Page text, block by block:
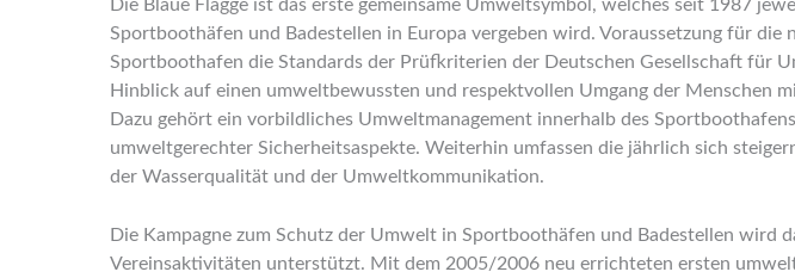
Die Blaue Flagge ist das erste gemeinsame Umweltsymbol, welches seit 1987
Sportboothäfen und Badestellen in Europa vergeben wird. Voraussetzung für die
Sportboothafen die Standards der Prüfkriterien der Deutschen Gesellschaft für
Hinblick auf einen umweltbewussten und respektvollen Umgang der Menschen
Dazu gehört ein vorbildliches Umweltmanagement innerhalb des
umweltgerechter Sicherheitsaspekte. Weiterhin umfassen die jährlich sich
der Wasserqualität und der Umweltkommunikation.
Die Kampagne zum Schutz der Umwelt in Sportboothäfen und Badestellen wird
Vereinsaktivitäten unterstützt. Mit dem 2005/2006 neu errichteten ersten